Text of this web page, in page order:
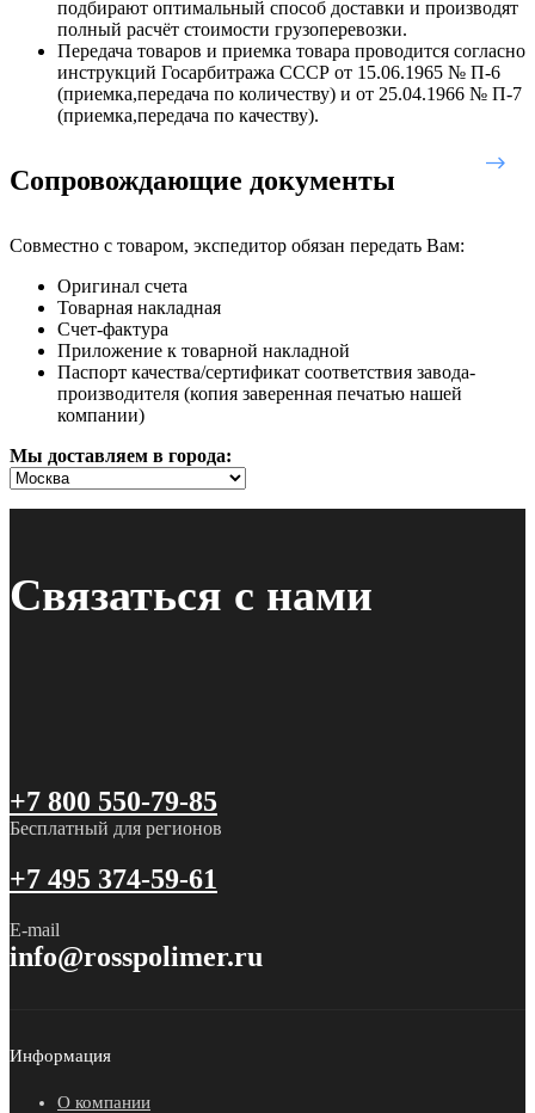
подбирают оптимальный способ доставки и производят
полный расчёт стоимости грузоперевозки.
Передача товаров и приемка товара проводится согласно
инструкций Госарбитража СССР от 15.06.1965 № П-6
(приемка,передача по количеству) и от 25.04.1966 № П-7
(приемка,передача по качеству).
Сопровождающие документы
Совместно с товаром, экспедитор обязан передать Вам:
Оригинал счета
Товарная накладная
Счет-фактура
Приложение к товарной накладной
Паспорт качества/сертификат соответствия завода-
производителя (копия заверенная печатью нашей
компании)
Мы доставляем в города:
Связаться с нами
+7 800 550-79-85
Бесплатный для регионов
+7 495 374-59-61
E-mail
info@rosspolimer.ru
Информация
О компании